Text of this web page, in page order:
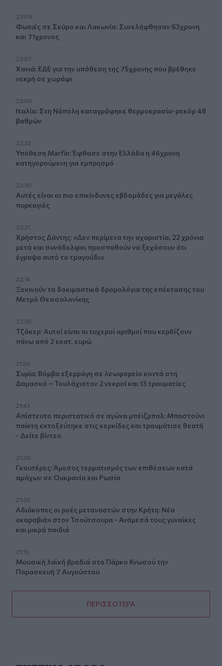
23:09
Φωτιές σε Σκύρο και Λακωνία: Συνελήφθησαν 63χρονη
και 71χρονος
23:07
Χανιά: ΕΔΕ για την υπόθεση της 75χρονης που βρέθηκε
νεκρή σε χωράφι
23:00
Ιταλία: Στη Νάπολη καταγράφηκε θερμοκρασία-ρεκόρ 48
βαθμών
22:32
Υπόθεση Marfin: Έφθασε στην Ελλάδα η 46χρονη
κατηγορούμενη για εμπρησμό
22:30
Αυτές είναι οι πιο επικίνδυνες εβδομάδες για μεγάλες
πυρκαγιές
22:21
Χρήστος Δάντης: «Δεν περίμενα την αχαριστία, 22 χρόνια
μετά και συνάδελφοι προσπαθούν να ξεχάσουν ότι
έγραψα αυτό το τραγούδι»
22:14
Ξεκινούν τα δοκιμαστικά δρομολόγια της επέκτασης του
Μετρό Θεσσαλονίκης
22:05
Τζόκερ: Αυτοί είναι οι τυχεροί αριθμοί που κερδίζουν
πάνω από 2 εκατ. ευρώ
21:56
Συρία: Βόμβα εξερράγη σε λεωφορείο κοντά στη
Δαμασκό – Τουλάχιστον 2 νεκροί και 13 τραυματίες
21:43
Απίστευτο περιστατικό σε αγώνα μπέιζμπολ: Μπαστούνι
παίκτη εκτοξεύτηκε στις κερκίδες και τραυμάτισε θεατή
- Δείτε βίντεο
21:30
Γκουτέρες: Άμεσος τερματισμός των επιθέσεων κατά
αμάχων σε Ουκρανία και Ρωσία
21:26
Αδιάκοπες οι ροές μεταναστών στην Κρήτη: Νέα
«καραβιά» στον Τσούτσουρα - Ανάμεσά τους γυναίκες
και μικρά παιδιά
21:15
Μουσική λαϊκή βραδιά στο Πάρκο Κνωσού την
Παρασκευή 7 Αυγούστου
ΠΕΡΙΣΣΟΤΕΡΑ